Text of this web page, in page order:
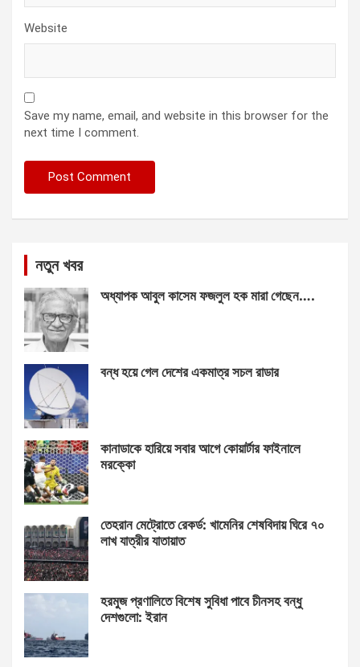
Website
Save my name, email, and website in this browser for the
next time I comment.
নতুন খবর
অধ্যাপক আবুল কাসেম ফজলুল হক মারা গেছেন….
বন্ধ হয়ে গেল দেশের একমাত্র সচল রাডার
কানাডাকে হারিয়ে সবার আগে কোয়ার্টার ফাইনালে
মরক্কো
তেহরান মেট্রোতে রেকর্ড: খামেনির শেষবিদায় ঘিরে ৭০
লাখ যাত্রীর যাতায়াত
হরমুজ প্রণালিতে বিশেষ সুবিধা পাবে চীনসহ বন্ধু
দেশগুলো: ইরান